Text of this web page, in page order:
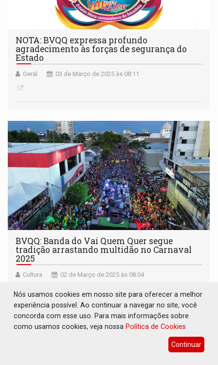
NOTA: BVQQ expressa profundo
agradecimento às forças de segurança do
Estado
Geral 03 de Março de 2025 às 08:11
BVQQ: Banda do Vai Quem Quer segue
tradição arrastando multidão no Carnaval
2025
Cultura 02 de Março de 2025 às 08:04
Semtran, dentre outros órgãos fiscalizadores contribuíram
para o carnaval da paz, sem nenhuma ocorrência grave
registrada”
Nós usamos cookies em nosso site para oferecer a melhor
experiência possível. Ao continuar a navegar no site, você
concorda com esse uso. Para mais informações sobre
como usamos cookies, veja nossa Política de Cookies
Continuar